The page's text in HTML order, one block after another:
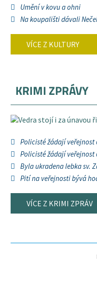
Umění v kovu a ohni
Na koupališti dávali
VÍCE Z KULTURY
KRIMI ZPRÁVY
Policisté žádají
Policisté žádají
Byla ukradena lebka sv.
Pití na veřejnosti bývá
VÍCE Z KRIMI ZPRÁV